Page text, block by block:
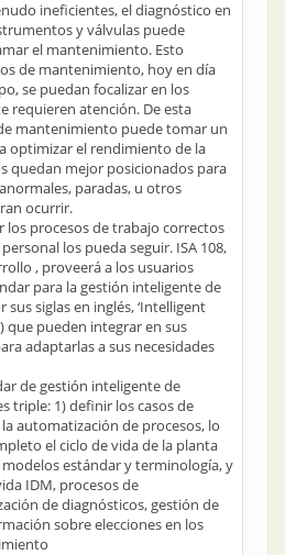
ineficientes, el diagnóstico en
y válvulas puede
el mantenimiento. Esto
de mantenimiento, hoy en día
se puedan focalizar en los
requieren atención. De esta
mantenimiento puede tomar un
optimizar el rendimiento de la
quedan mejor posicionados para
paradas, u otros
ocurrir.
los procesos de trabajo correctos
los pueda seguir. ISA 108,
, proveerá a los usuarios
para la gestión inteligente de
siglas en inglés, ‘Intelligent
que pueden integrar en sus
adaptarlas a sus necesidades
de gestión inteligente de
triple: 1) definir los casos de
automatización de procesos, lo
el ciclo de vida de la planta
estándar y terminología, y
IDM, procesos de
de diagnósticos, gestión de
sobre elecciones en los